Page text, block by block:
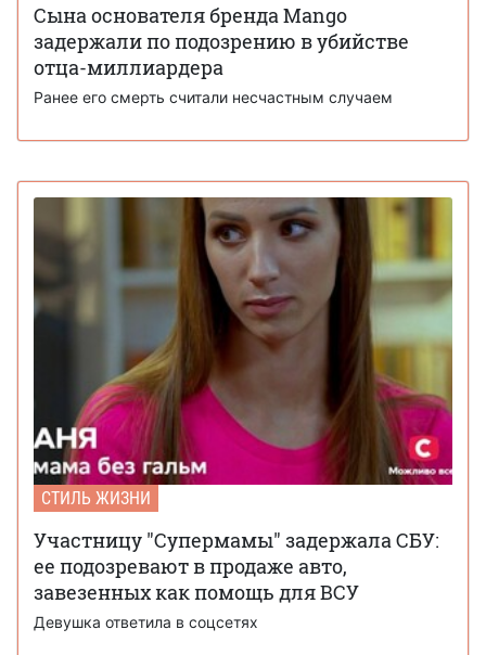
Сына основателя бренда Mango
задержали по подозрению в убийстве
отца-миллиардера
Ранее его смерть считали несчастным случаем
СТИЛЬ ЖИЗНИ
Участницу "Супермамы" задержала СБУ:
ее подозревают в продаже авто,
завезенных как помощь для ВСУ
Девушка ответила в соцсетях